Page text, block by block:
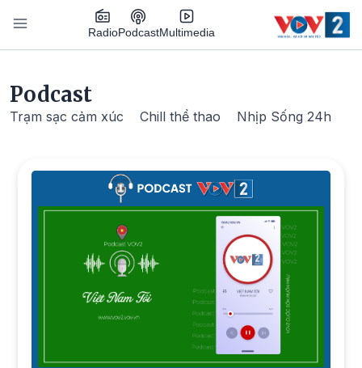
Nhảy đến nội dung
RadioPodcastMultimedia
Podcast
Trạm sạc cảm xúc Chill thể thao Nhịp Sống 24h